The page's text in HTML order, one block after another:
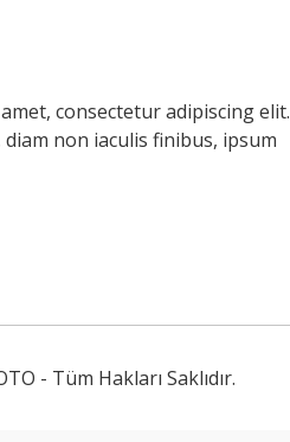
consectetur adipiscing elit.
non iaculis finibus, ipsum
- Tüm Hakları Saklıdır.